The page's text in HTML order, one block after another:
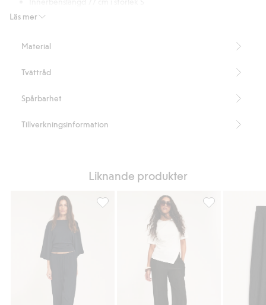
Läs merInnehåller 100% återvunnen polyester.
Material
Tvättråd
Spårbarhet
Tillverkningsinformation
Liknande produkter
Byxor med dragsko, Lägg till i favoriter
Ballongbyxor